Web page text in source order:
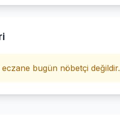
eczane bugün nöbetçi değildir.